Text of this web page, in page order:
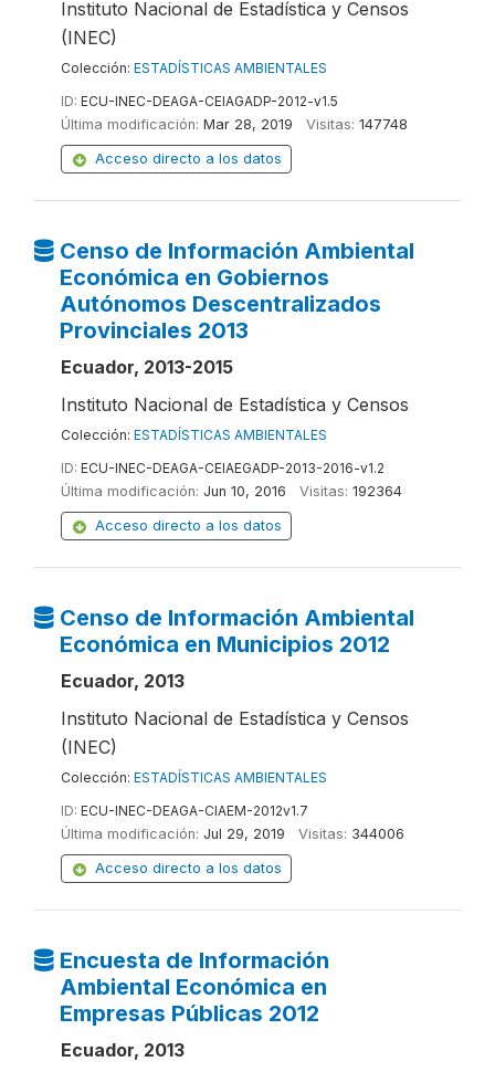
Instituto Nacional de Estadística y Censos
(INEC)
Colección: ESTADÍSTICAS AMBIENTALES
ID: ECU-INEC-DEAGA-CEIAGADP-2012-v1.5
Última modificación: Mar 28, 2019 Visitas: 147748
Acceso directo a los datos
Censo de Información Ambiental
Económica en Gobiernos
Autónomos Descentralizados
Provinciales 2013
Ecuador, 2013-2015
Instituto Nacional de Estadística y Censos
Colección: ESTADÍSTICAS AMBIENTALES
ID: ECU-INEC-DEAGA-CEIAEGADP-2013-2016-v1.2
Última modificación: Jun 10, 2016 Visitas: 192364
Acceso directo a los datos
Censo de Información Ambiental
Económica en Municipios 2012
Ecuador, 2013
Instituto Nacional de Estadística y Censos
(INEC)
Colección: ESTADÍSTICAS AMBIENTALES
ID: ECU-INEC-DEAGA-CIAEM-2012v1.7
Última modificación: Jul 29, 2019 Visitas: 344006
Acceso directo a los datos
Encuesta de Información
Ambiental Económica en
Empresas Públicas 2012
Ecuador, 2013